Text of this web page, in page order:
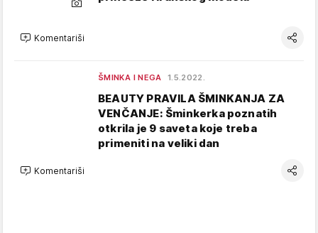
Komentariši
ŠMINKA I NEGA 1.5.2022.
BEAUTY PRAVILA ŠMINKANJA ZA
VENČANJE: Šminkerka poznatih
otkrila je 9 saveta koje treba
primeniti na veliki dan
Komentariši